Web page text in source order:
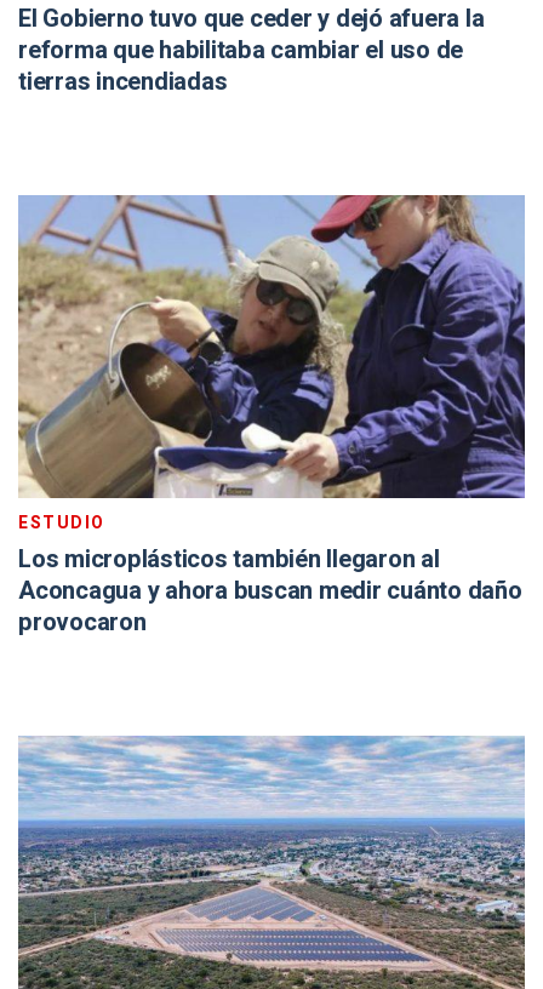
El Gobierno tuvo que ceder y dejó afuera la
reforma que habilitaba cambiar el uso de
tierras incendiadas
ESTUDIO
Los microplásticos también llegaron al
Aconcagua y ahora buscan medir cuánto daño
provocaron